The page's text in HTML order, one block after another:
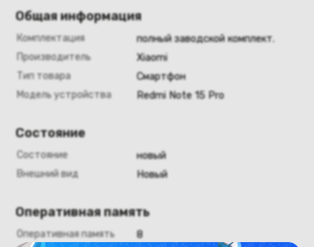
Общая информация
Комплектация
полный заводской комплект.
Производитель
Xiaomi
Тип товара
Смартфон
Модель устройства
Redmi Note 15 Pro
Состояние
Состояние
новый
Внешний вид
Новый
Оперативная память
Оперативная память 8